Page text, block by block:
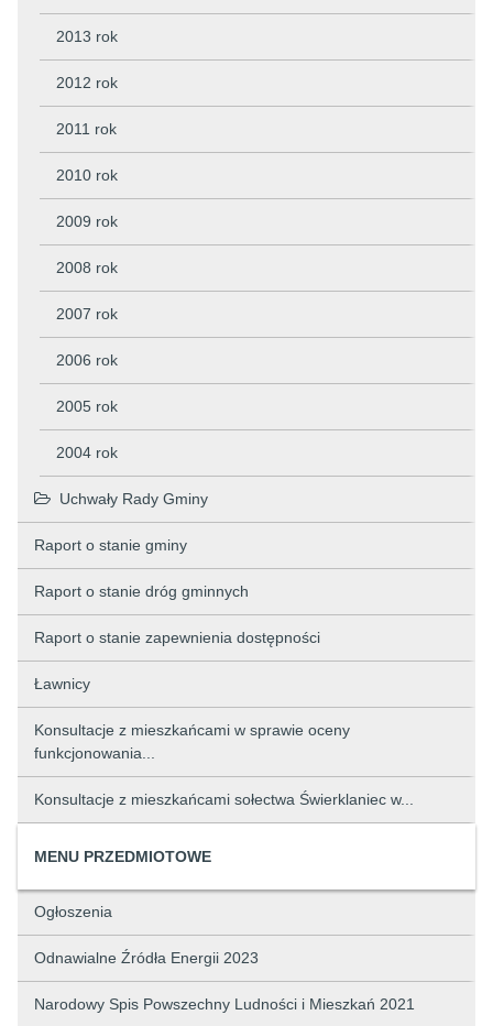
2013 rok
2012 rok
2011 rok
2010 rok
2009 rok
2008 rok
2007 rok
2006 rok
2005 rok
2004 rok
Uchwały Rady Gminy
Raport o stanie gminy
Raport o stanie dróg gminnych
Raport o stanie zapewnienia dostępności
Ławnicy
Konsultacje z mieszkańcami w sprawie oceny
funkcjonowania...
Konsultacje z mieszkańcami sołectwa Świerklaniec w...
MENU PRZEDMIOTOWE
Ogłoszenia
Odnawialne Źródła Energii 2023
Narodowy Spis Powszechny Ludności i Mieszkań 2021